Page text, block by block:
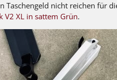
Taschengeld nicht reichen für
V2 XL in sattem Grün.